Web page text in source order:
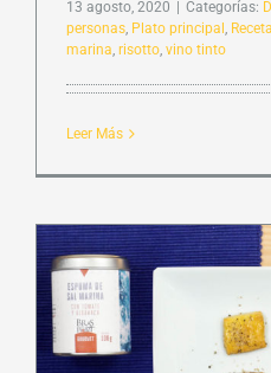
13 agosto, 2020 | Categorías:
personas Plato principal
marina risotto vino tinto
Leer Más